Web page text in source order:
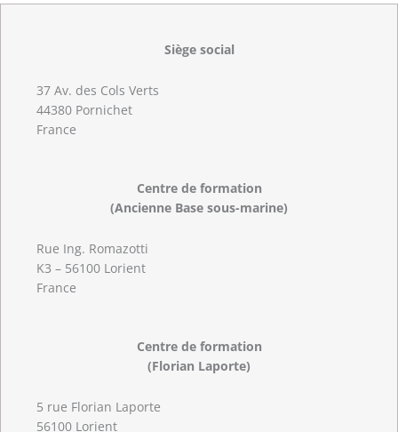
Siège social
37 Av. des Cols Verts
44380 Pornichet
France
Centre de formation
(Ancienne Base sous-marine)
Rue Ing. Romazotti
K3 – 56100 Lorient
France
Centre de formation
(Florian Laporte)
5 rue Florian Laporte
56100 Lorient